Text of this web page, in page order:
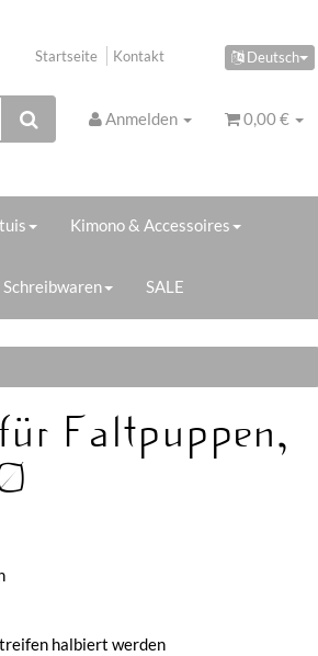
Deutsch
Startseite Kontakt
Anmelden 0,00 €
Kimono & Accessoires
Schreibwaren SALE
Faltpuppen,
halbiert werden